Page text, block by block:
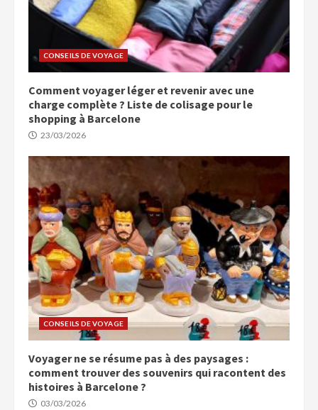
CONSEILS DE VOYAGE
Comment voyager léger et revenir avec une
charge complète ? Liste de colisage pour le
shopping à Barcelone
23/03/2026
CONSEILS DE VOYAGE
Voyager ne se résume pas à des paysages :
comment trouver des souvenirs qui racontent des
histoires à Barcelone ?
03/03/2026